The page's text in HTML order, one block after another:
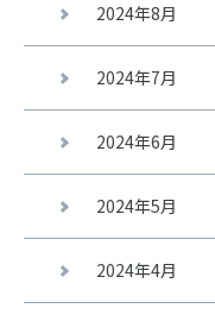
2024年8月
2024年7月
2024年6月
2024年5月
2024年4月